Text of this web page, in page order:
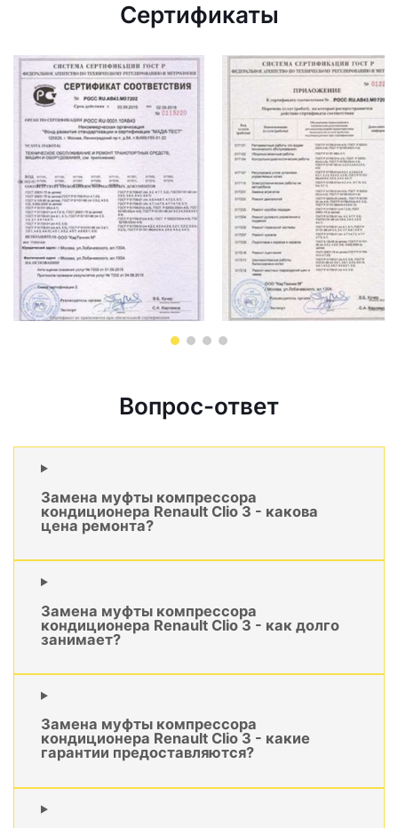
Сертификаты
Вопрос-ответ
Замена муфты компрессора
кондиционера Renault Clio 3 - какова
цена ремонта?
Замена муфты компрессора
кондиционера Renault Clio 3 - как долго
занимает?
Замена муфты компрессора
кондиционера Renault Clio 3 - какие
гарантии предоставляются?